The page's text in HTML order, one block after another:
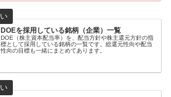
DOEを採用している銘柄（企業）一覧
DOE（株主資本配当率）を、配当方針や株主還元方針の指
標として採用している銘柄の一覧です。総還元性向や配当
性向の目標も一緒にまとめてあります。